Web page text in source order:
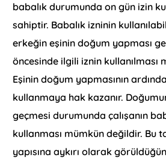
babalık durumunda on gün izin
sahiptir. Babalık izninin
erkeğin eşinin doğum yapması
öncesinde ilgili iznin kullanılması
Eşinin doğum yapmasının
kullanmaya hak kazanır.
geçmesi durumunda çalışanın
kullanması mümkün değildir. Bu
yapısına aykırı olarak